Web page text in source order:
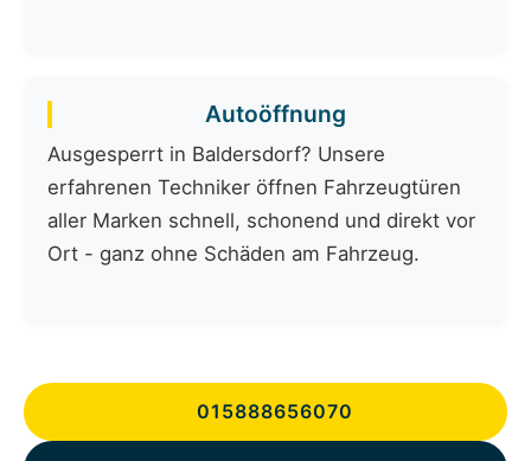
Autoöffnung
Ausgesperrt in Baldersdorf? Unsere
erfahrenen Techniker öffnen Fahrzeugtüren
aller Marken schnell, schonend und direkt vor
Ort - ganz ohne Schäden am Fahrzeug.
015888656070